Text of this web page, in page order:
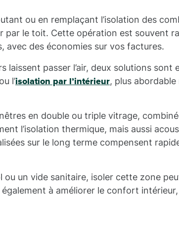
ou en remplaçant l’isolation des
par le toit. Cette opération est souvent
avec des économies sur vos factures.
laissent passer l’air, deux solutions sont
l’isolation par l’intérieur, plus
en double ou triple vitrage,
l’isolation thermique, mais aussi
sur le long terme compensent
ou un vide sanitaire, isoler cette zone
à améliorer le confort